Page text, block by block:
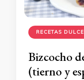
RECETAS
Bizcocho
(tierno y